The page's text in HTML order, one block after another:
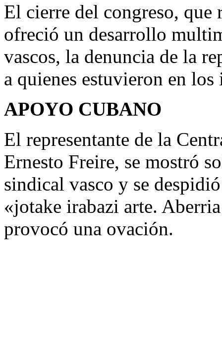
El cierre del congreso,
ofreció un desarrollo
vascos, la denuncia de la
a quienes estuvieron en
APOYO CUBANO
El representante de la
Ernesto Freire, se mostró
sindical vasco y se
«jotake irabazi arte.
provocó una ovación.